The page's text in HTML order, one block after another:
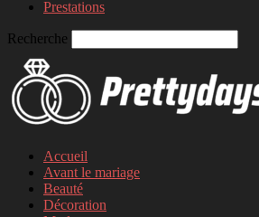
Prestations
Recherche
Accueil
Avant le mariage
Beauté
Décoration